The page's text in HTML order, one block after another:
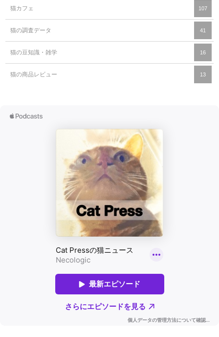
猫カフェ 107
猫の調査データ 41
猫の豆知識・雑学 16
猫の商品レビュー 13